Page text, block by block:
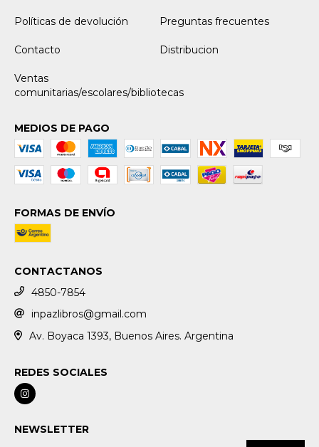
Políticas de devolución Preguntas frecuentes
Contacto Distribucion
Ventas
comunitarias/escolares/bibliotecas
MEDIOS DE PAGO
FORMAS DE ENVÍO
CONTACTANOS
4850-7854
inpazlibros@gmail.com
Av. Boyaca 1393, Buenos Aires. Argentina
REDES SOCIALES
NEWSLETTER